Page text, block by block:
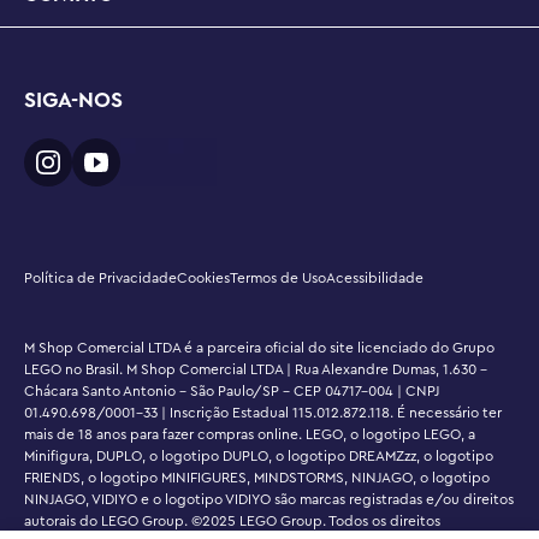
SIGA-NOS
Política de PrivacidadeCookiesTermos de UsoAcessibilidade
M Shop Comercial LTDA é a parceira oficial do site licenciado do Grupo
LEGO no Brasil. M Shop Comercial LTDA | Rua Alexandre Dumas, 1.630 -
Chácara Santo Antonio - São Paulo/SP - CEP 04717-004 | CNPJ
01.490.698/0001-33 | Inscrição Estadual 115.012.872.118. É necessário ter
mais de 18 anos para fazer compras online. LEGO, o logotipo LEGO, a
Minifigura, DUPLO, o logotipo DUPLO, o logotipo DREAMZzz, o logotipo
FRIENDS, o logotipo MINIFIGURES, MINDSTORMS, NINJAGO, o logotipo
NINJAGO, VIDIYO e o logotipo VIDIYO são marcas registradas e/ou direitos
autorais do LEGO Group. ©2025 LEGO Group. Todos os direitos